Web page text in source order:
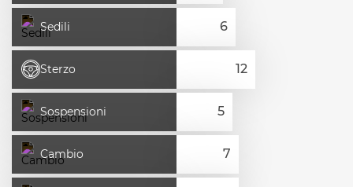
Sedili
Sterzo
Sospensioni
Cambio